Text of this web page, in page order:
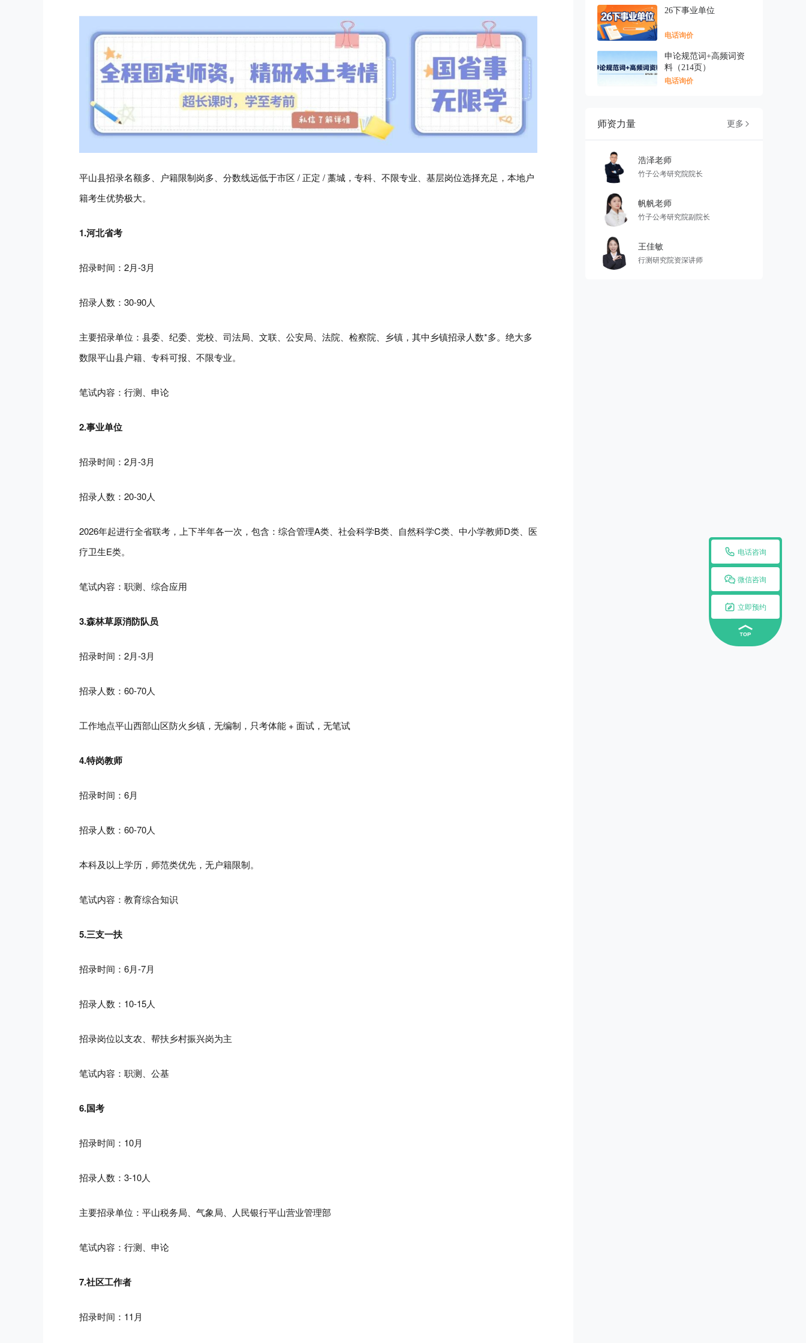
 电话咨询
 微信咨询
 立即预约
平山县招录名额多、户籍限制岗多、分数线远低于市区 / 正定 / 藁城，专科、不限专业、基层岗位选择充足，本地户
籍考生优势极大。
1.河北省考
招录时间：2月-3月
招录人数：30-90人
主要招录单位： 县委、纪委、党校、司法局、文联、 公安局、法院、检察院、乡镇，其中乡镇招录人数*多。 绝大多
数限平山县户籍、专科可报、不限专业。
笔试内容：行测、申论
2.事业单位
招录时间：2月-3月
招录人数：20-30人
2026年起进行全省联考，上下半年各一次，包含：综合管理A类、社会科学B类、自然科学C类、中小学教师D类、医
疗卫生E类。
笔试内容：职测、综合应用
3.森林草原消防队员
招录时间：2月-3月
招录人数：60-70人
工作地点平山西部山区防火乡镇 ，无编制，只考体能 + 面试，无笔试
4.特岗教师
招录时间：6月
招录人数：60-70人
本科及以上学历，师范类优先，无户籍限制。
笔试内容：教育综合知识
5.三支一扶
招录时间：6月-7月
招录人数：10-15人
招录岗位以支农、帮扶乡村振兴岗为主
笔试内容：职测、公基
6.国考
招录时间：10月
招录人数：3-10人
主要招录单位：平山税务局、气象局、 人民银行平山营业管理部
笔试内容：行测、申论
7.社区工作者
招录时间：11月
26下事业单位
电话询价
申论规范词+高频词资
料（214页）
电话询价
师资力量 更多 
浩泽老师
竹子公考研究院院长
帆帆老师
竹子公考研究院副院长
王佳敏
行测研究院资深讲师